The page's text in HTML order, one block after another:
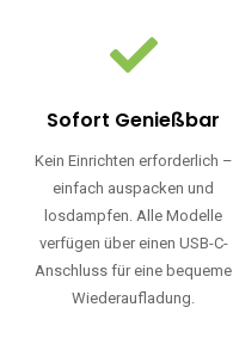
Sofort Genießbar
Kein Einrichten erforderlich –
einfach auspacken und
losdampfen. Alle Modelle
verfügen über einen USB-C-
Anschluss für eine bequeme
Wiederaufladung.